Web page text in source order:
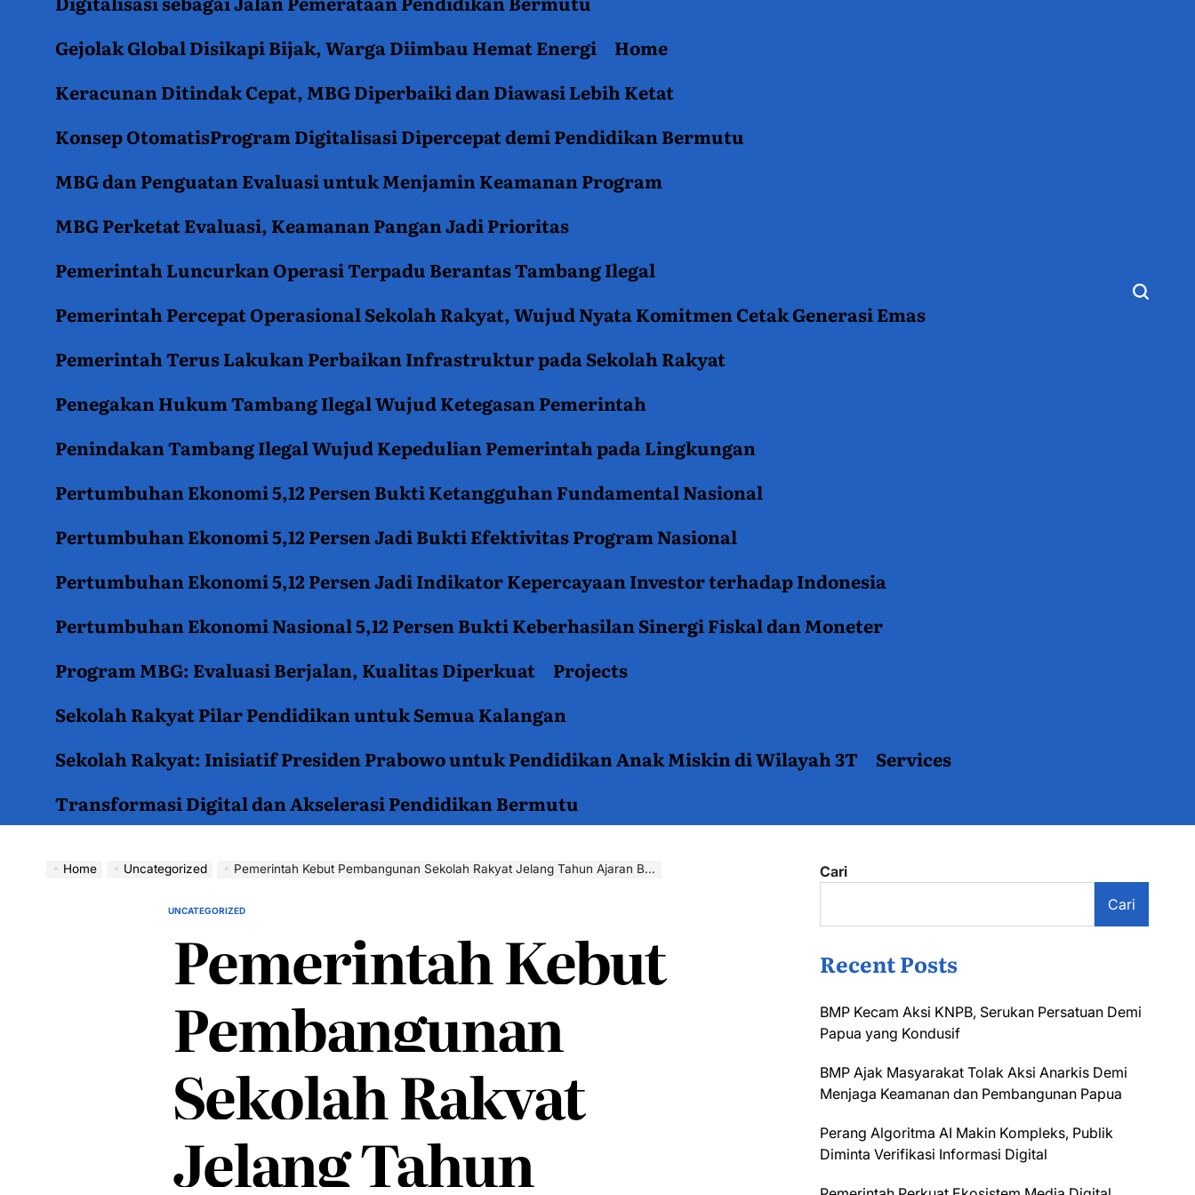
Gejolak Global Disikapi Bijak, Warga Diimbau Hemat Energi
Home
Keracunan Ditindak Cepat, MBG Diperbaiki dan Diawasi Lebih Ketat
Konsep OtomatisProgram Digitalisasi Dipercepat demi Pendidikan Bermutu
MBG dan Penguatan Evaluasi untuk Menjamin Keamanan Program
MBG Perketat Evaluasi, Keamanan Pangan Jadi Prioritas
Pemerintah Luncurkan Operasi Terpadu Berantas Tambang Ilegal
Pemerintah Percepat Operasional Sekolah Rakyat, Wujud Nyata Komitmen Cetak Generasi Emas
Pemerintah Terus Lakukan Perbaikan Infrastruktur pada Sekolah Rakyat
Penegakan Hukum Tambang Ilegal Wujud Ketegasan Pemerintah
Penindakan Tambang Ilegal Wujud Kepedulian Pemerintah pada Lingkungan
Pertumbuhan Ekonomi 5,12 Persen Bukti Ketangguhan Fundamental Nasional
Pertumbuhan Ekonomi 5,12 Persen Jadi Bukti Efektivitas Program Nasional
Pertumbuhan Ekonomi 5,12 Persen Jadi Indikator Kepercayaan Investor terhadap Indonesia
Pertumbuhan Ekonomi Nasional 5,12 Persen Bukti Keberhasilan Sinergi Fiskal dan Moneter
Program MBG: Evaluasi Berjalan, Kualitas Diperkuat
Projects
Sekolah Rakyat Pilar Pendidikan untuk Semua Kalangan
Sekolah Rakyat: Inisiatif Presiden Prabowo untuk Pendidikan Anak Miskin di Wilayah 3T
Services
Transformasi Digital dan Akselerasi Pendidikan Bermutu
Home Uncategorized Pemerintah Kebut Pembangunan Sekolah Rakyat Jelang Tahun Ajaran Baru
POSTED
UNCATEGORIZED
Pemerintah Kebut
Pembangunan
Sekolah Rakyat
Jelang Tahun
Cari
Cari
Recent Posts
BMP Kecam Aksi KNPB, Serukan Persatuan Demi
Papua yang Kondusif
BMP Ajak Masyarakat Tolak Aksi Anarkis Demi
Menjaga Keamanan dan Pembangunan Papua
Perang Algoritma AI Makin Kompleks, Publik
Diminta Verifikasi Informasi Digital